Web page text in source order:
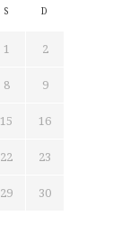
S D
1 2
8 9
15 16
22 23
29 30